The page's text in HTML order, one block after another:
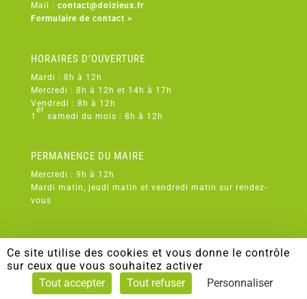
Ce site utilise des cookies et vous donne le contrôle
sur ceux que vous souhaitez activer
Tout accepter
Tout refuser
Personnaliser
Mail : contact@doizieux.fr
Formulaire de contact >
HORAIRES D’OUVERTURE
Mardi : 8h à 12h
Mercredi : 8h à 12h et 14h à 17h
Vendredi : 8h à 12h
1
er
samedi du mois : 8h à 12h
PERMANENCE DU MAIRE
Mercredi : 9h à 12h
Mardi matin, jeudi matin et vendredi matin sur rendez-
vous
TOUS DROITS RÉSERVÉS À DOIZIEUX -MENTIONS LÉGALES
POLITIQUE DE CONFIDENTIALITÉ